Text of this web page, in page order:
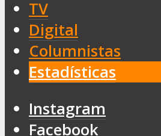
TV
Digital
Columnistas
Estadísticas
Instagram
Facebook